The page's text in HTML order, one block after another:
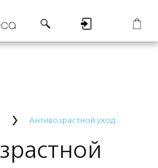
РегистрацияКорзина
Антивозрастной уход